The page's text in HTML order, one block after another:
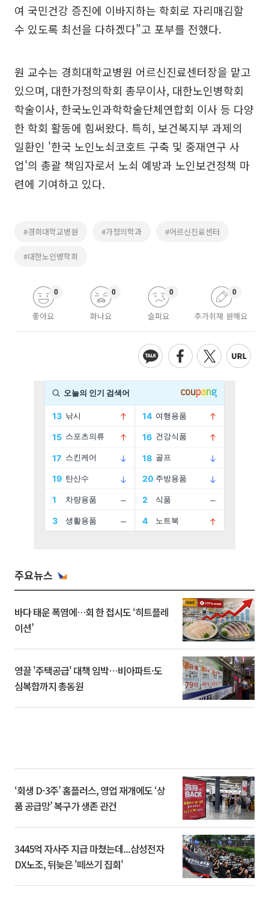
여 국민건강 증진에 이바지하는 학회로 자리매김할
수 있도록 최선을 다하겠다”고 포부를 전했다.
원 교수는 경희대학교병원 어르신진료센터장을 맡고
있으며, 대한가정의학회 총무이사, 대한노인병학회
학술이사, 한국노인과학학술단체연합회 이사 등 다양
한 학회 활동에 힘써왔다. 특히, 보건복지부 과제의
일환인 '한국 노인노쇠코호트 구축 및 중재연구 사
업'의 총괄 책임자로서 노쇠 예방과 노인보건정책 마
련에 기여하고 있다.
#경희대학교병원 #가정의학과 #어르신진료센터
#대한노인병학회
좋아요
0
화나요
0
슬퍼요
0
추가취재 원해요
0
주요뉴스
바다 태운 폭염에…회 한 접시도 ‘히트플레
이션’
영끌 '주택공급' 대책 임박⋯비아파트·도
심복합까지 총동원
‘회생 D-3주’ 홈플러스, 영업 재개에도 ‘상
품 공급망’ 복구가 생존 관건
3445억 자사주 지급 마쳤는데...삼성전자
DX노조, 뒤늦은 '떼쓰기 집회'